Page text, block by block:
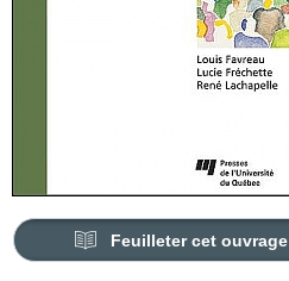
Feuilleter cet ouvrage